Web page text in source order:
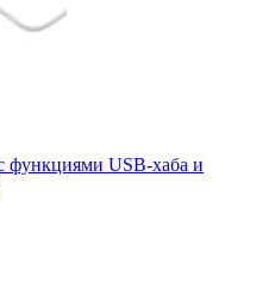
функциями USB-хаба и